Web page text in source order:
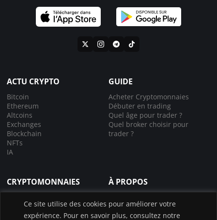
Ce site utilise des cookies pour améliorer votre
expérience. Pour en savoir plus, consultez notre
ACTU CRYPTO
Bitcoin
Ethereum
Altcoins
Exchanges
Blockchain
NFTs
IA
GUIDE
Acheter Cryptomonnaies
Débuter en trading
Quel âge pour trader ?
Quel broker choisir pour
trader ?
CRYPTOMONNAIES
Lexique crypto
Choisir le bon exchange
À PROPOS
Nous contacter
Application InvestX